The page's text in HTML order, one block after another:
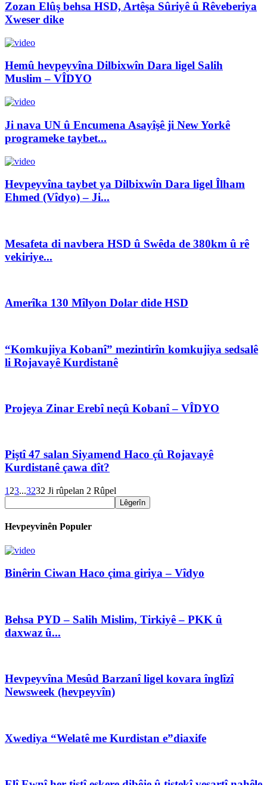
Zozan Elûş behsa HSD, Artêşa Sûriyê û Rêveberiya
Xweser dike
Hemû hevpeyvîna Dilbixwîn Dara ligel Salih
Muslim – VÎDYO
Ji nava UN û Encumena Asayîşê ji New Yorkê
programeke taybet...
Hevpeyvîna taybet ya Dilbixwîn Dara ligel Îlham
Ehmed (Vîdyo) – Ji...
Mesafeta di navbera HSD û Swêda de 380km û rê
vekiriye...
Amerîka 130 Mîlyon Dolar dide HSD
“Komkujiya Kobanî” mezintirîn komkujiya sedsalê
li Rojavayê Kurdistanê
Projeya Zinar Erebî neçû Kobanî – VÎDYO
Piştî 47 salan Siyamend Haco çû Rojavayê
Kurdistanê çawa dît?
1 23...3232 Ji rûpelan 2 Rûpel
Hevpeyvinên Populer
Binêrin Ciwan Haco çima giriya – Vîdyo
Behsa PYD – Salih Mislim, Tirkiyê – PKK û
daxwaz û...
Hevpeyvîna Mesûd Barzanî ligel kovara înglîzî
Newsweek (hevpeyvîn)
Xwediya “Welatê me Kurdistan e”diaxife